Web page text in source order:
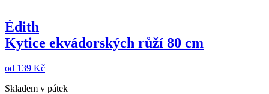
Édith
Kytice ekvádorských růží 80 cm
od 139 Kč
Skladem v pátek